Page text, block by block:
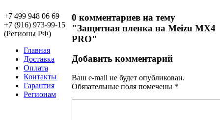
0 комментариев на тему
"Защитная пленка на Meizu MX4
PRO"
Добавить комментарий
Ваш e-mail не будет опубликован.
Обязательные поля помечены *
+7 499 948 06 69
+7 (916) 973-99-15
(Регионы РФ)
Главная
Доставка
Оплата
Контакты
Гарантия
Регионам